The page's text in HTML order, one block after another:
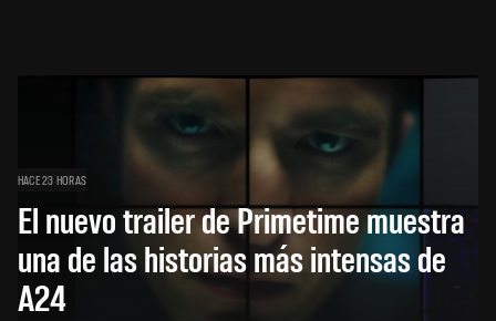
HACE 23 HORAS
El nuevo trailer de Primetime muestra
una de las historias más intensas de
A24